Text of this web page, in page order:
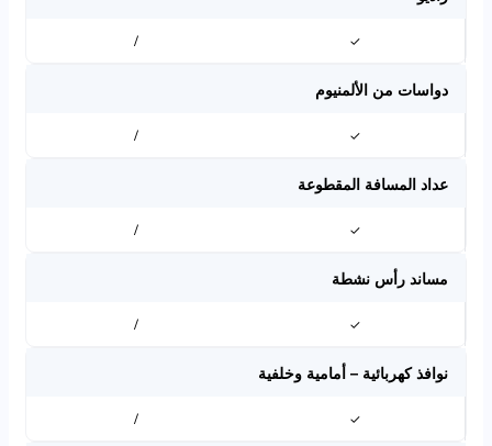
✓
/
دواسات من الألمنيوم
✓
/
عداد المسافة المقطوعة
✓
/
مساند رأس نشطة
✓
/
نوافذ كهربائية – أمامية وخلفية
✓
/